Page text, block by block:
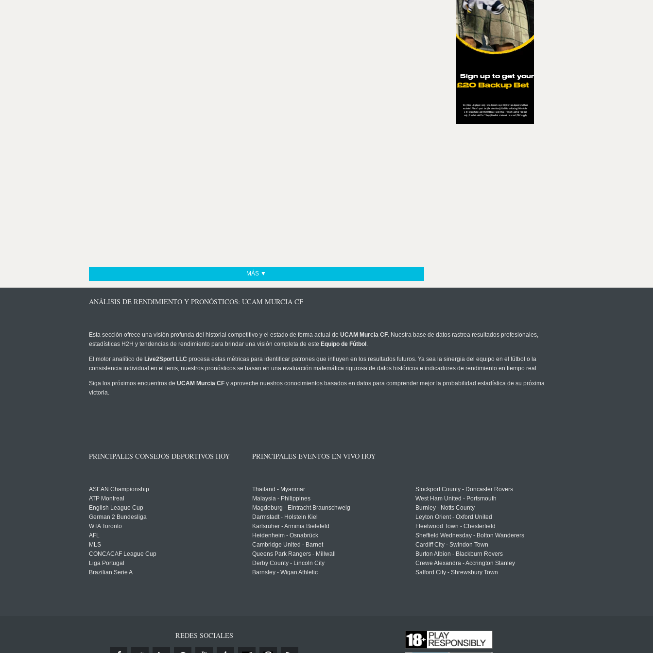
MÁS ▼
ANÁLISIS DE RENDIMIENTO Y PRONÓSTICOS: UCAM MURCIA CF
Esta sección ofrece una visión profunda del historial competitivo y el estado de forma actual de UCAM Murcia CF. Nuestra base de datos rastrea resultados profesionales,
estadísticas H2H y tendencias de rendimiento para brindar una visión completa de este Equipo de Fútbol .
El motor analítico de Live2Sport LLC procesa estas métricas para identificar patrones que influyen en los resultados futuros. Ya sea la sinergia del equipo en el fútbol o la
consistencia individual en el tenis, nuestros pronósticos se basan en una evaluación matemática rigurosa de datos históricos e indicadores de rendimiento en tiempo real.
Siga los próximos encuentros de UCAM Murcia CF y aproveche nuestros conocimientos basados en datos para comprender mejor la probabilidad estadística de su próxima
victoria.
PRINCIPALES CONSEJOS DEPORTIVOS HOY
ASEAN Championship
ATP Montreal
English League Cup
German 2 Bundesliga
WTA Toronto
AFL
MLS
CONCACAF League Cup
Liga Portugal
Brazilian Serie A
PRINCIPALES EVENTOS EN VIVO HOY
Thailand - Myanmar
Malaysia - Philippines
Magdeburg - Eintracht Braunschweig
Darmstadt - Holstein Kiel
Karlsruher - Arminia Bielefeld
Heidenheim - Osnabrück
Cambridge United - Barnet
Queens Park Rangers - Millwall
Derby County - Lincoln City
Barnsley - Wigan Athletic
Stockport County - Doncaster Rovers
West Ham United - Portsmouth
Burnley - Notts County
Leyton Orient - Oxford United
Fleetwood Town - Chesterfield
Sheffield Wednesday - Bolton Wanderers
Cardiff City - Swindon Town
Burton Albion - Blackburn Rovers
Crewe Alexandra - Accrington Stanley
Salford City - Shrewsbury Town
REDES SOCIALES